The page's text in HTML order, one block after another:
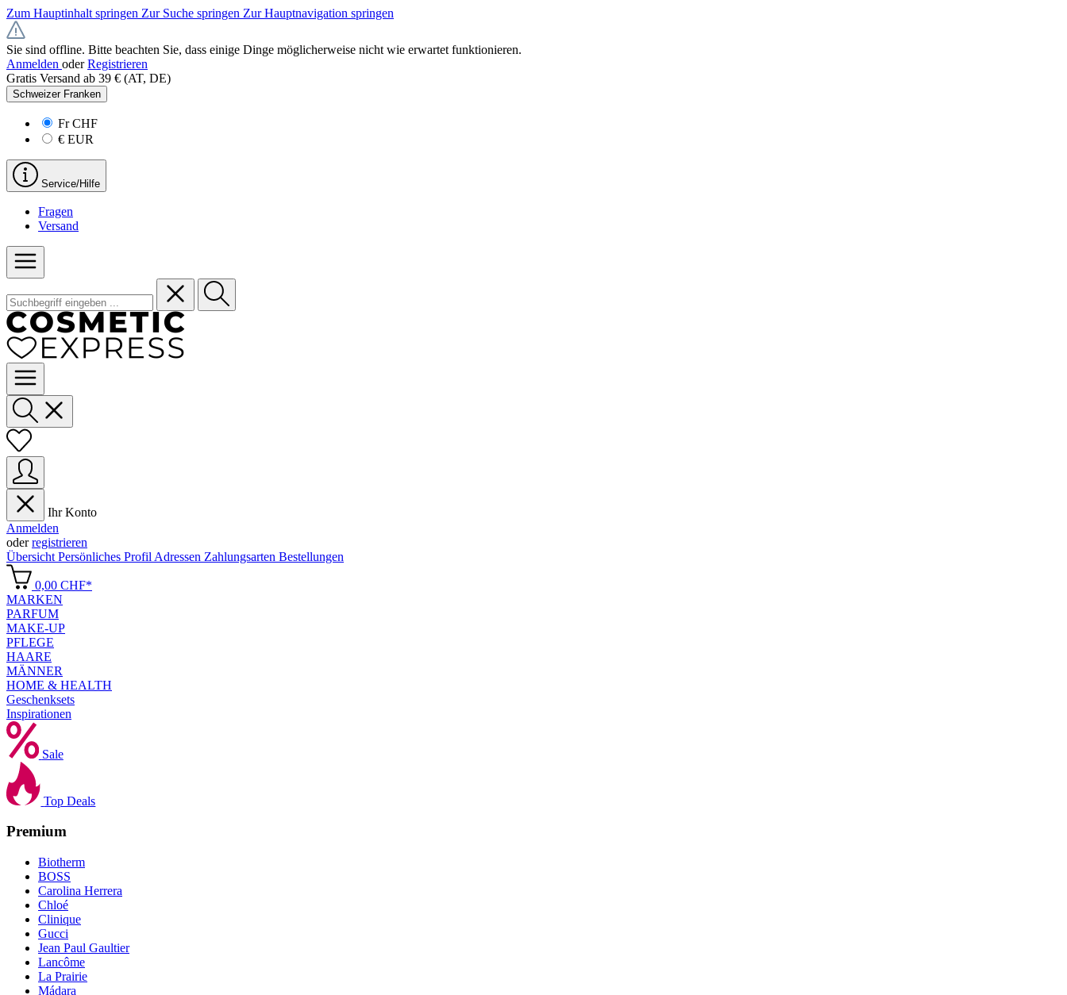
Zum Hauptinhalt springen Zur Suche springen Zur Hauptnavigation springen
Sie sind offline. Bitte beachten Sie, dass einige Dinge möglicherweise nicht wie erwartet funktionieren.
Anmelden oder Registrieren
Gratis Versand ab 39 € (AT, DE)
Schweizer Franken
FrCHF
€ EUR
Service/Hilfe
Fragen
Versand
Ihr Konto
Anmelden
oderregistrieren
Übersicht Persönliches Profil Adressen Zahlungsarten Bestellungen
0,00 CHF*
MARKEN
PARFUM
MAKE-UP
PFLEGE
HAARE
MÄNNER
HOME & HEALTH
Geschenksets
Inspirationen
Sale
Top Deals
Premium
Biotherm
BOSS
Carolina Herrera
Chloé
Clinique
Gucci
Jean Paul Gaultier
Lancôme
La Prairie
Mádara